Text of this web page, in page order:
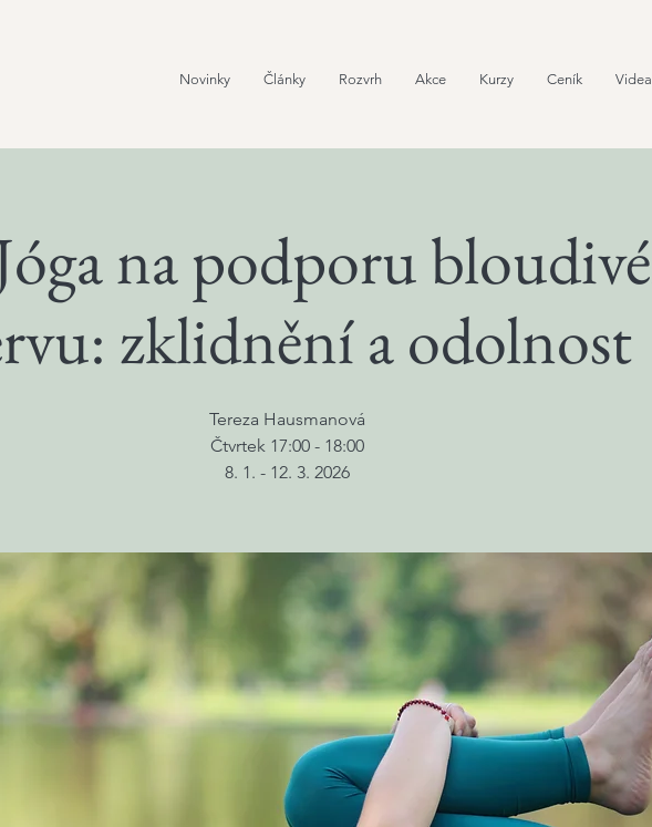
Novinky Články Rozvrh Akce Kurzy Ceník Videa
na podporu
zklidnění a odolnost
Tereza Hausmanová
Čtvrtek 17:00 - 18:00
8. 1. - 12. 3. 2026